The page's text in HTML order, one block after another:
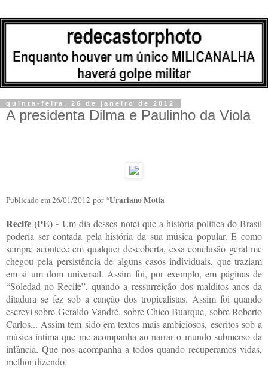
quinta-feira, 26 de janeiro de 2012
A presidenta Dilma e Paulinho da Viola
Publicado em 26/01/2012 por *Urariano Motta
Recife (PE) - Um dia desses notei que a história política do Brasil
poderia ser contada pela história da sua música popular. E como
sempre acontece em qualquer descoberta, essa conclusão geral me
chegou pela persistência de alguns casos individuais, que traziam
em si um dom universal. Assim foi, por exemplo, em páginas de
“Soledad no Recife”, quando a ressurreição dos malditos anos da
ditadura se fez sob a canção dos tropicalistas. Assim foi quando
escrevi sobre Geraldo Vandré, sobre Chico Buarque, sobre Roberto
Carlos... Assim tem sido em textos mais ambiciosos, escritos sob a
música íntima que me acompanha ao narrar o mundo submerso da
infância. Que nos acompanha a todos quando recuperamos vidas,
melhor dizendo.